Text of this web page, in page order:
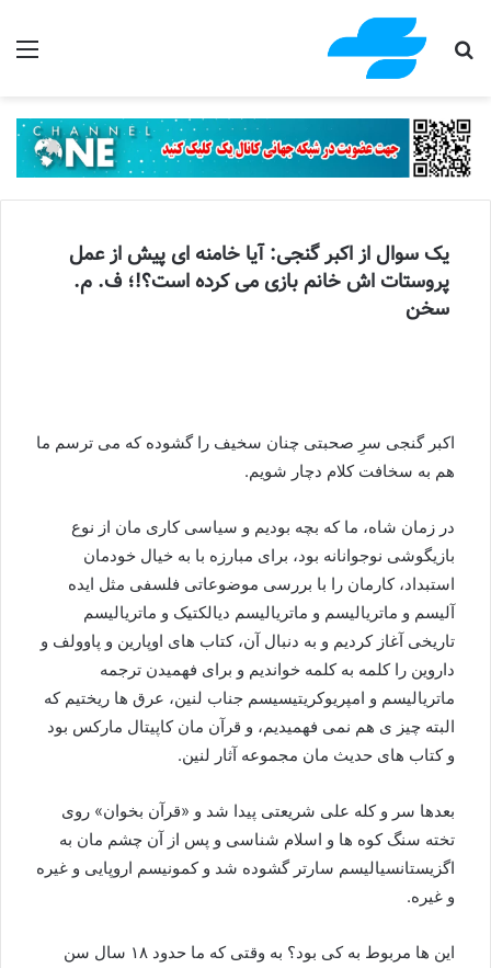
جستجو برای
یک سوال از اکبر گنجی: آیا خامنه ای پیش از عمل
پروستات اش خانم بازی می کرده است؟!؛ ف. م.
سخن
اکبر گنجی سرِ صحبتی چنان سخیف را گشوده که می ترسم ما
هم به سخافت کلام دچار شویم.
در زمان شاه، ما که بچه بودیم و سیاسی کاری مان از نوع
بازیگوشی نوجوانانه بود، برای مبارزه با به خیال خودمان
استبداد، کارمان را با بررسی موضوعاتی فلسفی مثل ایده
آلیسم و ماتریالیسم و ماتریالیسم دیالکتیک و ماتریالیسم
تاریخی آغاز کردیم و به دنبال آن، کتاب های اوپارین و پاوولف و
داروین را کلمه به کلمه خواندیم و برای فهمیدن ترجمه
ماتریالیسم و امپریوکریتیسیسم جناب لنین، عرق ها ریختیم که
البته چیز ی هم نمی فهمیدیم، و قرآن مان کاپیتال مارکس بود
و کتاب های حدیث مان مجموعه آثار لنین.
بعدها سر و کله علی شریعتی پیدا شد و «قرآن بخوان» روی
تخته سنگ کوه ها و اسلام شناسی و پس از آن چشم مان به
اگزیستانسیالیسم سارتر گشوده شد و کمونیسم اروپایی و غیره
و غیره.
این ها مربوط به کی بود؟ به وقتی که ما حدود ۱۸ سال سن